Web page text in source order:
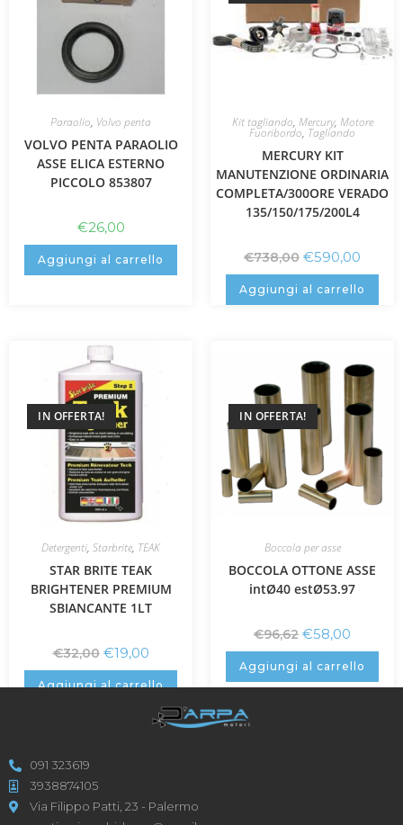
Paraolio, Volvo penta
VOLVO PENTA PARAOLIO
ASSE ELICA ESTERNO
PICCOLO 853807
€26,00
Aggiungi al carrello
Kit tagliando, Mercury, Motore
Fuoribordo, Tagliando
MERCURY KIT
MANUTENZIONE ORDINARIA
COMPLETA/300ORE VERADO
135/150/175/200L4
€738,00 €590,00
Aggiungi al carrello
IN OFFERTA!
Detergenti, Starbrite, TEAK
STAR BRITE TEAK
BRIGHTENER PREMIUM
SBIANCANTE 1LT
€32,00 €19,00
Aggiungi al carrello
IN OFFERTA!
Boccola per asse
BOCCOLA OTTONE ASSE
intØ40 estØ53.97
€96,62 €58,00
Aggiungi al carrello
091 323619
3938874105
Via Filippo Patti, 23 - Palermo